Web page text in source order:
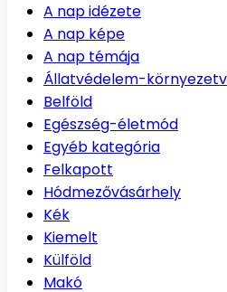
A nap idézete
A nap képe
A nap témája
Állatvédelem-
Belföld
Egészség-életmód
Egyéb kategória
Felkapott
Hódmezővásárhely
Kék
Kiemelt
Külföld
Makó